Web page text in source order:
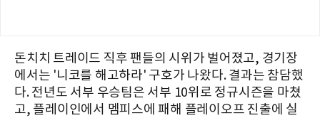
돈치치 트레이드 직후 팬들의 시위가 벌어졌고, 경기장
에서는 '니코를 해고하라' 구호가 나왔다. 결과는 참담했
다. 전년도 서부 우승팀은 서부 10위로 정규시즌을 마쳤
고, 플레이인에서 멤피스에 패해 플레이오프 진출에 실